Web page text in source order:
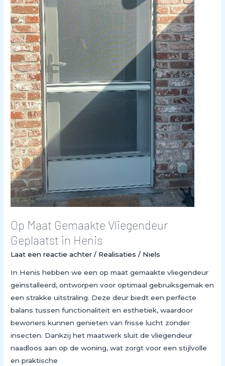
Op Maat Gemaakte Vliegendeur
Geplaatst in Henis
Laat een reactie achter / Realisaties / Niels
In Henis hebben we een op maat gemaakte vliegendeur
geïnstalleerd, ontworpen voor optimaal gebruiksgemak en
een strakke uitstraling. Deze deur biedt een perfecte
balans tussen functionaliteit en esthetiek, waardoor
bewoners kunnen genieten van frisse lucht zonder
insecten. Dankzij het maatwerk sluit de vliegendeur
naadloos aan op de woning, wat zorgt voor een stijlvolle
en praktische